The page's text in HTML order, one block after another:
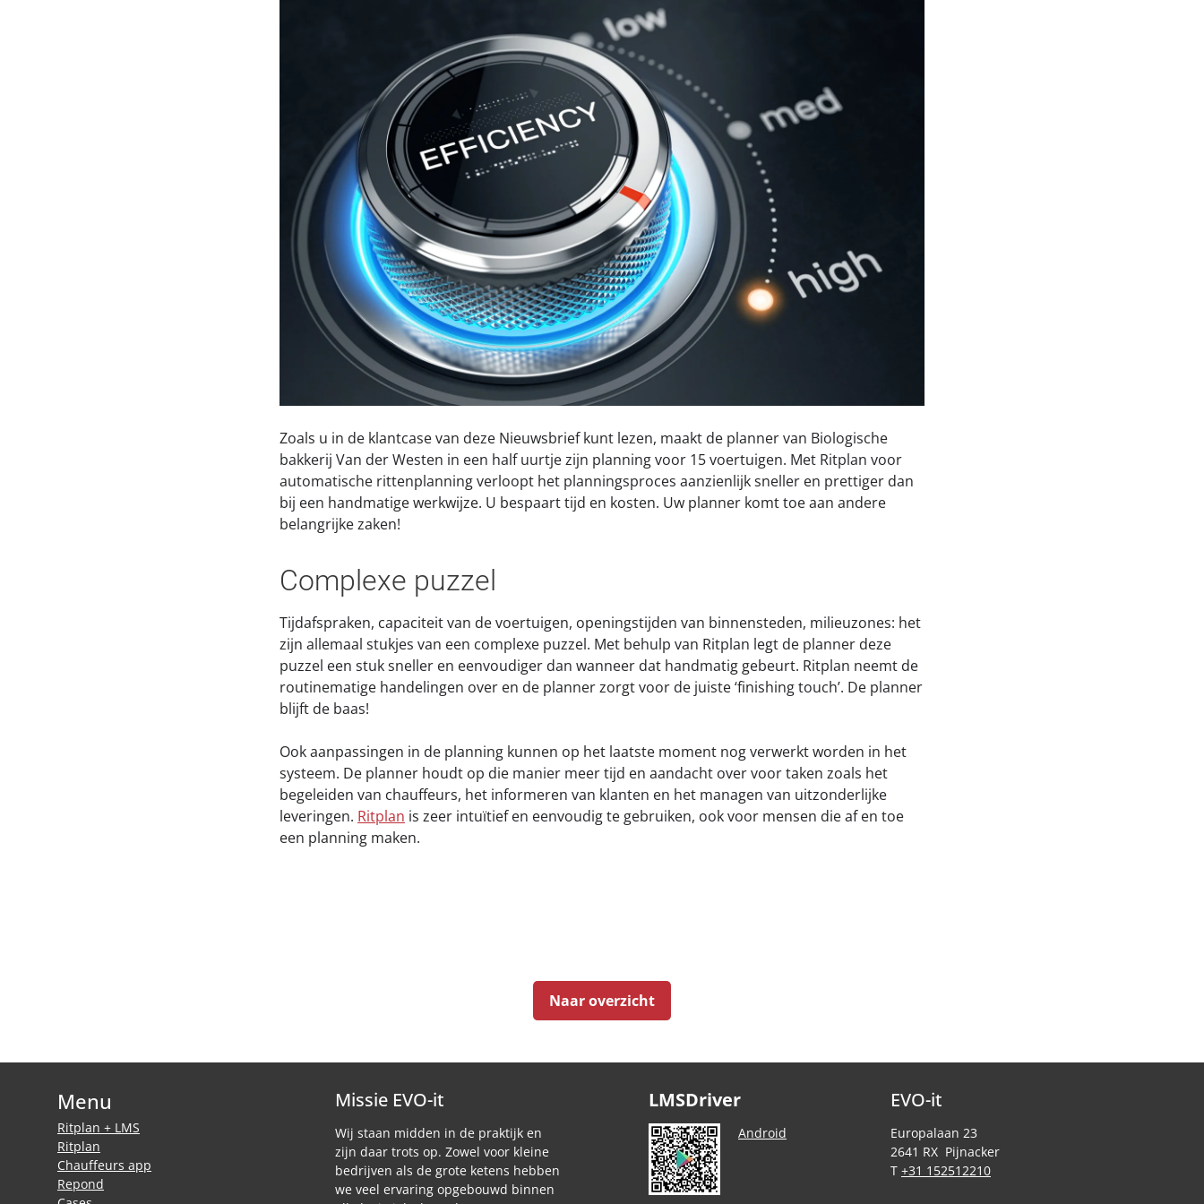
Zoals u in de klantcase van deze Nieuwsbrief kunt lezen, maakt de planner van Biologische
bakkerij Van der Westen in een half uurtje zijn planning voor 15 voertuigen. Met Ritplan voor
automatische rittenplanning verloopt het planningsproces aanzienlijk sneller en prettiger dan
bij een handmatige werkwijze. U bespaart tijd en kosten. Uw planner komt toe aan andere
belangrijke zaken!
Complexe puzzel
Tijdafspraken, capaciteit van de voertuigen, openingstijden van binnensteden, milieuzones: het
zijn allemaal stukjes van een complexe puzzel. Met behulp van Ritplan legt de planner deze
puzzel een stuk sneller en eenvoudiger dan wanneer dat handmatig gebeurt. Ritplan neemt de
routinematige handelingen over en de planner zorgt voor de juiste ‘finishing touch’. De planner
blijft de baas!
Ook aanpassingen in de planning kunnen op het laatste moment nog verwerkt worden in het
systeem. De planner houdt op die manier meer tijd en aandacht over voor taken zoals het
begeleiden van chauffeurs, het informeren van klanten en het managen van uitzonderlijke
leveringen. Ritplan is zeer intuïtief en eenvoudig te gebruiken, ook voor mensen die af en toe
een planning maken.
Naar overzicht
Menu
Ritplan + LMS
Ritplan
Chauffeurs app
Repond
Missie EVO-it
Wij staan midden in de praktijk en
zijn daar trots op. Zowel voor kleine
bedrijven als de grote ketens hebben
we veel ervaring opgebouwd binnen
LMSDriver
Android
EVO-it
Europalaan 23
2641 RX Pijnacker
T +31 152512210